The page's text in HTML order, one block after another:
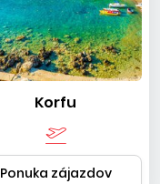
Korfu
Ponuka zájazdov